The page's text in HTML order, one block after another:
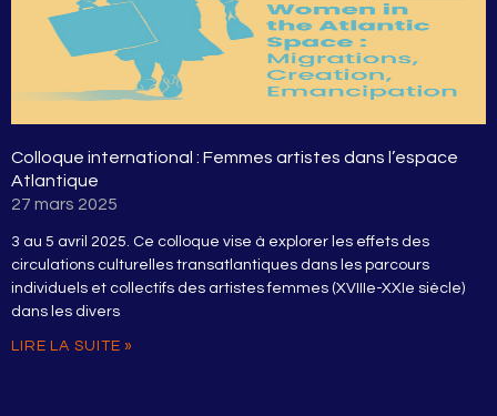
Colloque international : Femmes artistes dans l’espace
Atlantique
27 mars 2025
3 au 5 avril 2025. Ce colloque vise à explorer les effets des
circulations culturelles transatlantiques dans les parcours
individuels et collectifs des artistes femmes (XVIIIe-XXIe siècle)
dans les divers
LIRE LA SUITE »